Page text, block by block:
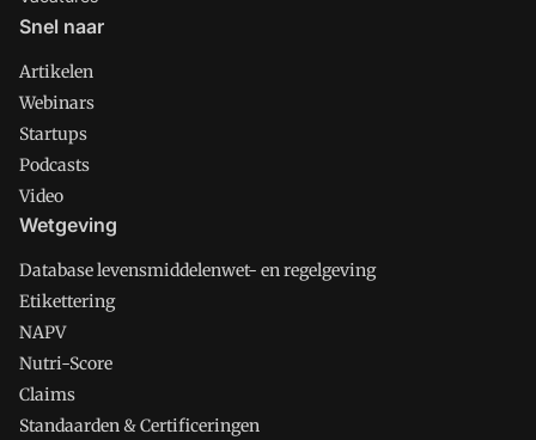
Snel naar
Artikelen
Webinars
Startups
Podcasts
Video
Wetgeving
Database levensmiddelenwet- en regelgeving
Etikettering
NAPV
Nutri-Score
Claims
Standaarden & Certificeringen